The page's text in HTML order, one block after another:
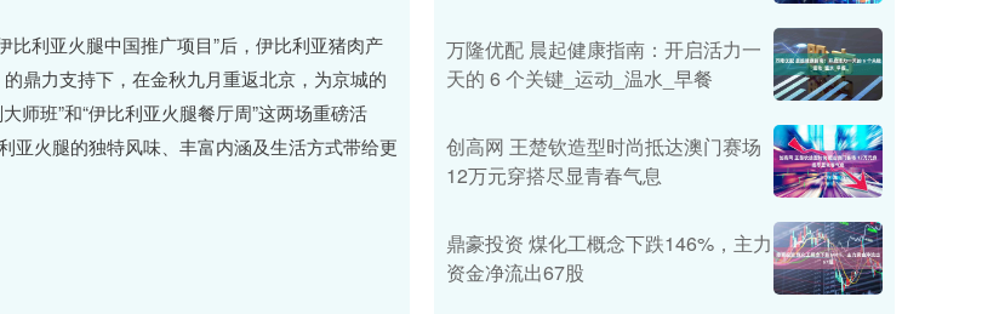
比利亚火腿中国推广项目”后，伊比利亚猪肉产
鼎力支持下，在金秋九月重返北京，为京城的
师班”和“伊比利亚火腿餐厅周”这两场重磅活
亚火腿的独特风味、丰富内涵及生活方式带给更
万隆优配 晨起健康指南：开启活力一
天的 6 个关键_运动_温水_早餐
创高网 王楚钦造型时尚抵达澳门赛场
12万元穿搭尽显青春气息
鼎豪投资 煤化工概念下跌146%，主力
资金净流出67股